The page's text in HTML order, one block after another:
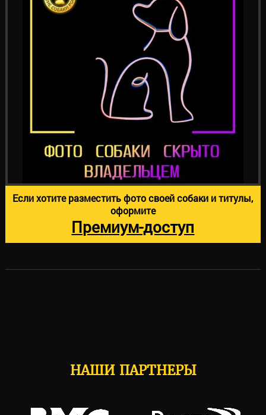
Если хотите разместить фото своей собаки и титулы,
оформите
Премиум-доступ
НАШИ ПАРТНЕРЫ